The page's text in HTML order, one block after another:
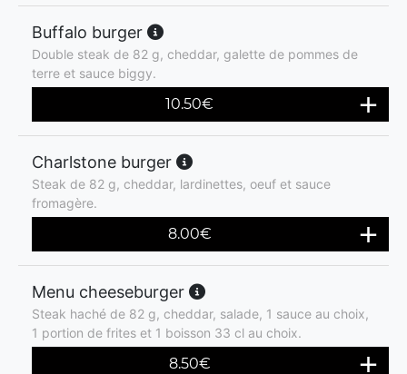
Buffalo burger
Double steak de 82 g, cheddar, galette de pommes de
terre et sauce biggy.
10.50€
Charlstone burger
Steak de 82 g, cheddar, lardinettes, oeuf et sauce
fromagère.
8.00€
Menu cheeseburger
Steak haché de 82 g, cheddar, salade, 1 sauce au choix,
1 portion de frites et 1 boisson 33 cl au choix.
8.50€